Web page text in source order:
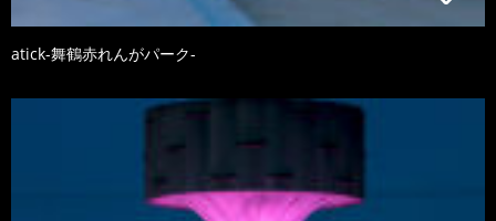
atick-舞鶴赤れんがパーク-